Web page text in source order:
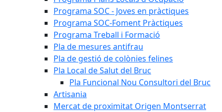
Programa SOC - Joves en pràctiques
Programa SOC-Foment Pràctiques
Programa Treball i Formació
Pla de mesures antifrau
Pla de gestió de colònies felines
Pla Local de Salut del Bruc
Pla Funcional Nou Consultori del Bruc
Artisania
Mercat de proximitat Origen Montserrat